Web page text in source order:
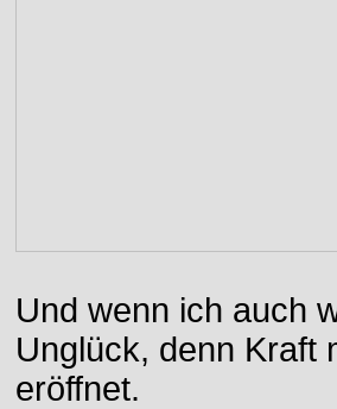
Und wenn ich auch
Unglück, denn Kraft
eröffnet.